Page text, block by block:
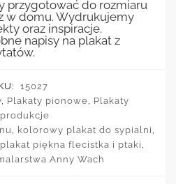
przygotować do rozmiaru
w domu. Wydrukujemy
oraz inspiracje.
napisy na plakat z
15027
, Plakaty pionowe, Plakaty
, kolorowy plakat do sypialni ,
plakat piękna flecistka i ptaki ,
Anny Wach